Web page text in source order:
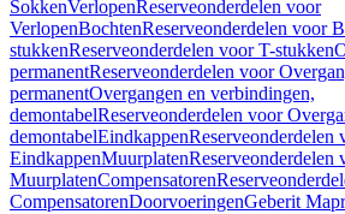
SokkenVerlopenReserveonderdelen voor
VerlopenBochtenReserveonderdelen voor
stukkenReserveonderdelen voor T-stukken
permanentReserveonderdelen voor
permanentOvergangen en verbindingen,
demontabelReserveonderdelen voor
demontabelEindkappenReserveonderdelen
EindkappenMuurplatenReserveonderdelen
MuurplatenCompensatoren
CompensatorenDoorvoeringenGeberit